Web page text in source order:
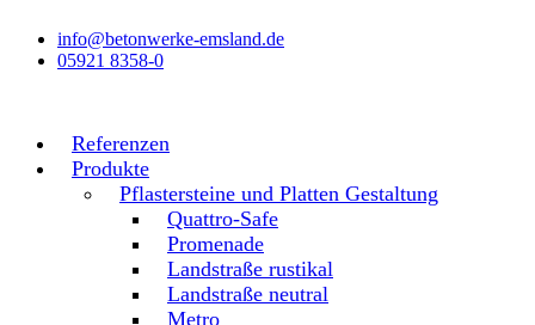
Inhalt
wechseln
info@betonwerke-emsland.de
05921 8358-0
Referenzen
Produkte
Pflastersteine und Platten Gestaltung
Quattro-Safe
Promenade
Landstraße rustikal
Landstraße neutral
Metro